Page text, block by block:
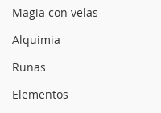
Magia con velas
Alquimia
Runas
Elementos